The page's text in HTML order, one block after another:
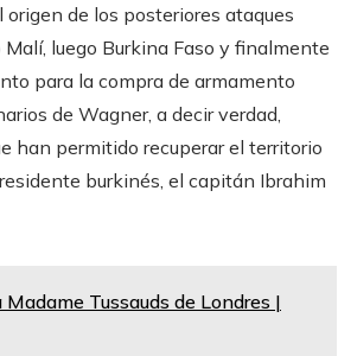
de los posteriores ataques
luego Burkina Faso y finalmente
para la compra de armamento
de Wagner, a decir verdad,
han permitido recuperar el territorio
burkinés, el capitán Ibrahim
Tussauds de Londres |